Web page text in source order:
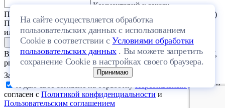
На сайте осуществляется обработка
пользовательских данных с использованием
Cookie в соответствии сУсловиями обработки
пользовательских данных. Вы можете запретить
сохранение Cookie в настройках своего браузера.
Принимаю
Комментарий к заказу
Прикрепить файл (проект дома или список стройматериалов)
Перетащите один или несколько файлов в эту область
или выберите файл на компьютере
Выберите файл с расширением (doc, docx, xls, xlsx, txt, rtf, pdf,
png, jpeg, jpg, gif) и размером, не превышающим 20 МБ.
Загрузить файлы
Персональных данныхи
согласен с Политикой конфиденциальности и
Пользовательским соглашением